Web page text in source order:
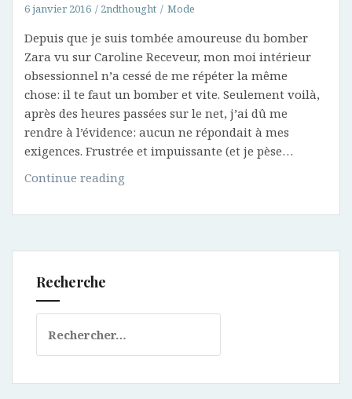
6 janvier 2016 2ndthought Mode
Depuis que je suis tombée amoureuse du bomber
Zara vu sur Caroline Receveur, mon moi intérieur
obsessionnel n’a cessé de me répéter la même
chose: il te faut un bomber et vite. Seulement voilà,
après des heures passées sur le net, j’ai dû me
rendre à l’évidence: aucun ne répondait à mes
exigences. Frustrée et impuissante (et je pèse…
Continue reading
un
Recherche